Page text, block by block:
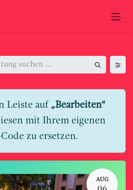
Leiste auf „Bearbeiten“
mit Ihrem eigenen
zu ersetzen.
AUG